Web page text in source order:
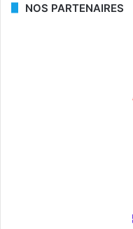
NOS PARTENAIRES